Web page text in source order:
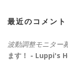
最近のコメント
波動調整モニター
ます！ - Luppi's